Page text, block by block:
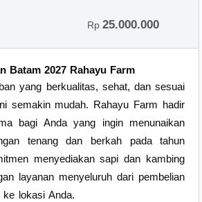
Rp25.000.000
Batam 2027 Rahayu Farm
yang berkualitas, sehat, dan sesuai
semakin mudah. Rahayu Farm hadir
bagi Anda yang ingin menunaikan
tenang dan berkah pada tahun
menyediakan sapi dan kambing
layanan menyeluruh dari pembelian
ke lokasi Anda.